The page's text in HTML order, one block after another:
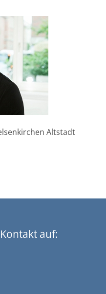
Altstadt
auf: